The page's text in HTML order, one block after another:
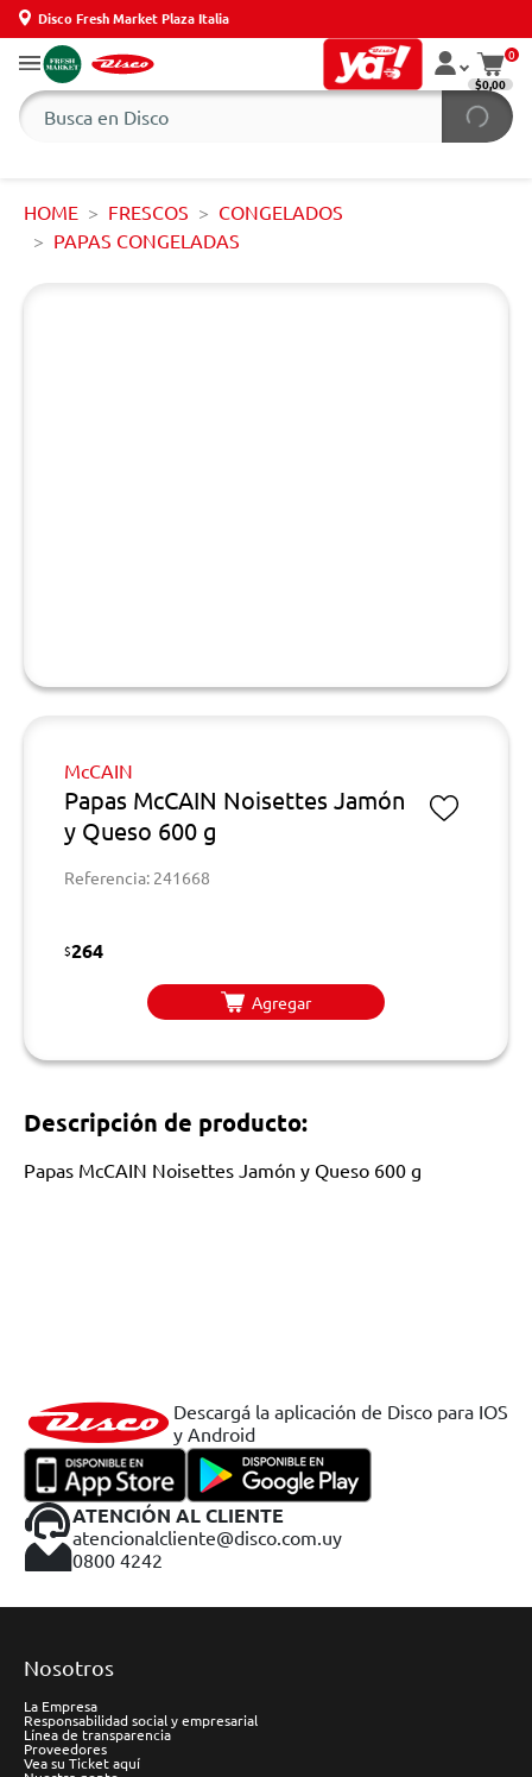
Disco Fresh Market Plaza Italia
0
$0,00
HOME FRESCOS
CONGELADOS
PAPAS CONGELADAS
McCAIN
Papas McCAIN Noisettes Jamón
y Queso 600 g
Referencia: 241668
$264
Agregar
Descripción de producto:
Papas McCAIN Noisettes Jamón y Queso 600 g
Descargá la aplicación de Disco para IOS
y Android
ATENCIÓN AL CLIENTE
atencionalcliente@disco.com.uy
0800 4242
Nosotros
La Empresa
Responsabilidad social y empresarial
Línea de transparencia
Proveedores
Vea su Ticket aquí